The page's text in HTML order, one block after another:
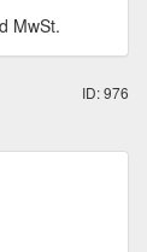
ID: 976